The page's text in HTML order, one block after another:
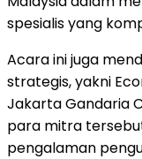
spesialis yang
Acara ini juga
strategis, yakni
Jakarta Gandaria
para mitra
pengalaman